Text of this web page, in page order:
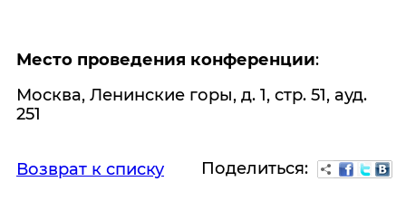
Место проведения конференции:
Москва, Ленинские горы, д. 1, стр. 51, ауд.
251
Возврат к списку Поделиться: